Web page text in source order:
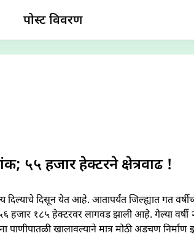
पोस्ट विवरण
५५ हजार हेक्टरने क्षेत्रवाढ !
दिल्याचे दिसून येत आहे. आतापर्यंत जिल्ह्यात गत
हजार १८५ हेक्टरवर लागवड झाली आहे. गेल्या
पाणीपातळी खालावल्याने मात्र मोठी अडचण